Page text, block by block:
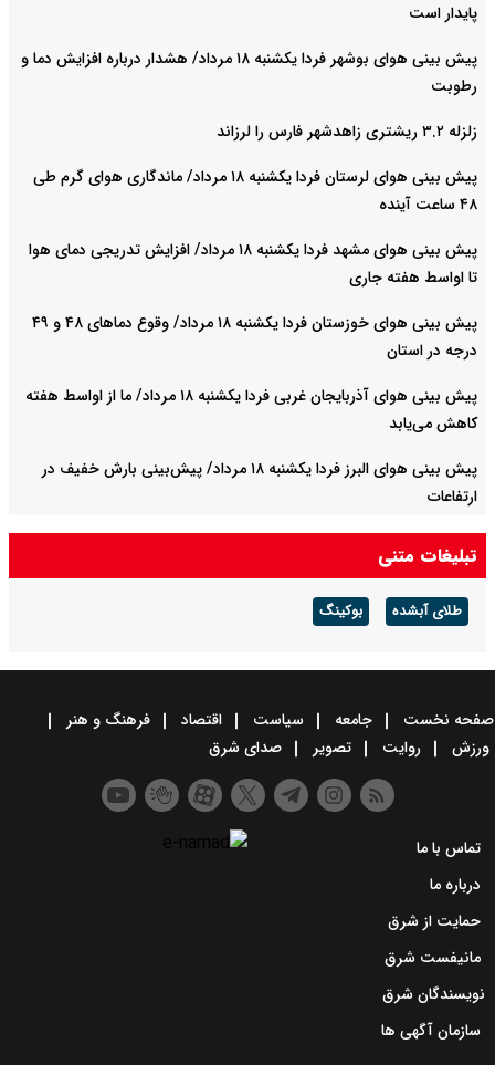
پایدار است
پیش بینی هوای بوشهر فردا یکشنبه ۱۸ مرداد/ هشدار درباره افزایش دما و
رطوبت
زلزله ۳.۲ ریشتری زاهدشهر فارس را لرزاند
پیش بینی هوای لرستان فردا یکشنبه ۱۸ مرداد/ ماندگاری هوای گرم طی
۴۸ ساعت آینده
پیش بینی هوای مشهد فردا یکشنبه ۱۸ مرداد/ افزایش تدریجی دمای هوا
تا اواسط هفته جاری
پیش بینی هوای خوزستان فردا یکشنبه ۱۸ مرداد/ وقوع دما‌های ۴۸ و ۴۹
درجه در استان
پیش بینی هوای آذربایجان غربی فردا یکشنبه ۱۸ مرداد/ ما از اواسط هفته
کاهش می‌یابد
پیش بینی هوای البرز فردا یکشنبه ۱۸ مرداد/ پیش‌بینی بارش خفیف در
ارتفاعات
تبلیغات متنی
طلای آبشده بوکینگ
صفحه نخست جامعه سیاست اقتصاد
فرهنگ و هنر
ورزش
روایت تصویر صدای شرق
تماس با ما
درباره ما
حمایت از شرق
مانیفست شرق
نویسندگان شرق
سازمان آگهی ها